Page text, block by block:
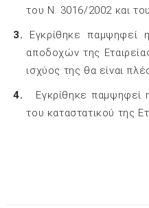
του Ν. 3016/2002 και
3. Εγκρίθηκε παμψηφεί
αποδοχών της
ισχύος της θα είναι
4.
Εγκρίθηκε παμψηφεί
του καταστατικού της